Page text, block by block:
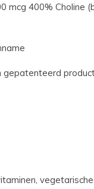
mcg 400% Choline